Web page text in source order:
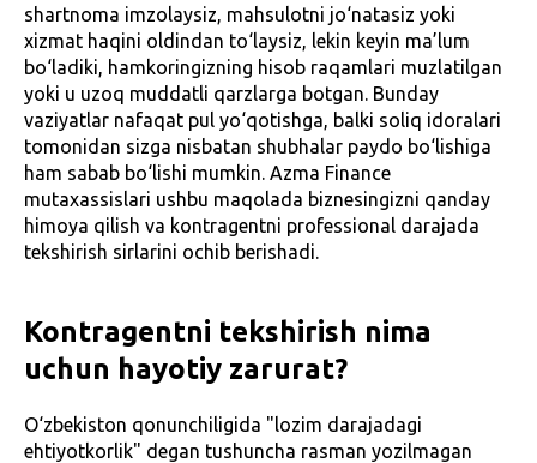
shartnoma imzolaysiz, mahsulotni jo‘natasiz yoki
xizmat haqini oldindan to‘laysiz, lekin keyin ma’lum
bo‘ladiki, hamkoringizning hisob raqamlari muzlatilgan
yoki u uzoq muddatli qarzlarga botgan. Bunday
vaziyatlar nafaqat pul yo‘qotishga, balki soliq idoralari
tomonidan sizga nisbatan shubhalar paydo bo‘lishiga
ham sabab bo‘lishi mumkin. Azma Finance
mutaxassislari ushbu maqolada biznesingizni qanday
himoya qilish va kontragentni professional darajada
tekshirish sirlarini ochib berishadi.
Kontragentni tekshirish nima
uchun hayotiy zarurat?
O‘zbekiston qonunchiligida "lozim darajadagi
ehtiyotkorlik" degan tushuncha rasman yozilmagan